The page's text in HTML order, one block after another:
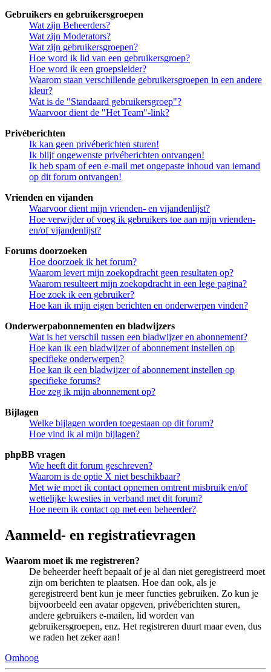
Gebruikers en gebruikersgroepen
Wat zijn Beheerders?
Wat zijn Moderators?
Wat zijn gebruikersgroepen?
Hoe word ik lid van een gebruikersgroep?
Hoe word ik een groepsleider?
Waarom staan verschillende gebruikersgroepen in een andere
kleur?
Wat is de "Standaard gebruikersgroep"?
Waarvoor dient de "Het Team"-link?
Privéberichten
Ik kan geen privéberichten sturen!
Ik blijf ongewenste privéberichten ontvangen!
Ik heb spam of een e-mail met ongepaste inhoud van iemand
op dit forum ontvangen!
Vrienden en vijanden
Waarvoor dient mijn vrienden- en vijandenlijst?
Hoe verwijder of voeg ik gebruikers toe aan mijn vrienden-
en/of vijandenlijst?
Forums doorzoeken
Hoe doorzoek ik het forum?
Waarom levert mijn zoekopdracht geen resultaten op?
Waarom resulteert mijn zoekopdracht in een lege pagina?
Hoe zoek ik een gebruiker?
Hoe kan ik mijn eigen berichten en onderwerpen vinden?
Onderwerpabonnementen en bladwijzers
Wat is het verschil tussen een bladwijzer en abonnement?
Hoe kan ik een bladwijzer of abonnement instellen op
specifieke onderwerpen?
Hoe kan ik een bladwijzer of abonnement instellen op
specifieke forums?
Hoe zeg ik mijn abonnement op?
Bijlagen
Welke bijlagen worden toegestaan op dit forum?
Hoe vind ik al mijn bijlagen?
phpBB vragen
Wie heeft dit forum geschreven?
Waarom is de optie X niet beschikbaar?
Met wie moet ik contact opnemen omtrent misbruik en/of
wettelijke kwesties in verband met dit forum?
Hoe neem ik contact op met een beheerder?
Aanmeld- en registratievragen
Waarom moet ik me registreren?
De beheerder heeft bepaalt of je al dan niet geregistreerd moet
zijn om berichten te plaatsen. Hoe dan ook, als je
geregistreerd bent kun je meer functies gebruiken. Zo kun je
bijvoorbeeld een avatar opgeven, privéberichten sturen,
andere gebruikers e-mailen, lid worden van
gebruikersgroepen, enz. Het registreren duurt maar even, dus
we raden het zeker aan!
Omhoog